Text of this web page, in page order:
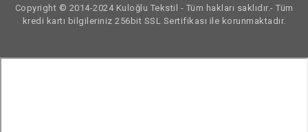
Copyright © 2014-2024 Kuloğlu Tekstil - Tüm hakları saklıdır.- Tüm
kredi kartı bilgileriniz 256bit SSL Sertifikası ile korunmaktadır.